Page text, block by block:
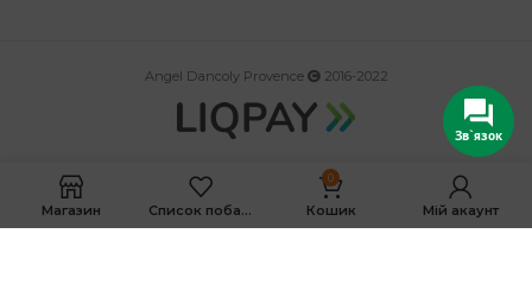
Angel Dancoly Provence 2016-2022
Магазин Список побажань
0
Кошик Мій акаунт
Зв`язок